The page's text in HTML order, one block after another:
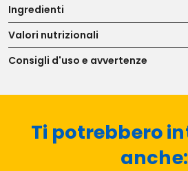
Ingredienti
Valori nutrizionali
Consigli d'uso e avvertenze
Ti potrebbero
anche: